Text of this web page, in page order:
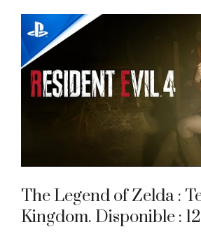
The Legend of Zelda :
Kingdom. Disponible :